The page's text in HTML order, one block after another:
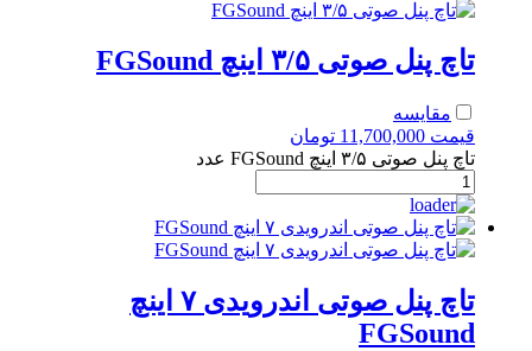
تاچ پنل صوتی ۳/۵ اینچ FGSound
مقایسه
قیمت 11,700,000 تومان
تاچ پنل صوتی ۳/۵ اینچ FGSound عدد
تاچ پنل صوتی اندرویدی ۷ اینچ
FGSound